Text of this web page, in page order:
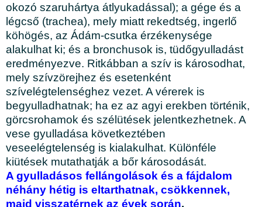
okozó szaruhártya átlyukadással); a gége és a
légcső (trachea), mely miatt rekedtség, ingerlő
köhögés, az Ádám-csutka érzékenysége
alakulhat ki; és a bronchusok is, tüdőgyulladást
eredményezve. Ritkábban a szív is károsodhat,
mely szívzörejhez és esetenként
szívelégtelenséghez vezet. A vérerek is
begyulladhatnak; ha ez az agyi erekben történik,
görcsrohamok és szélütések jelentkezhetnek. A
vese gyulladása következtében
veseelégtelenség is kialakulhat. Különféle
kiütések mutathatják a bőr károsodását.
A gyulladásos fellángolások és a fájdalom
néhány hétig is eltarthatnak, csökkennek,
majd visszatérnek az évek során.